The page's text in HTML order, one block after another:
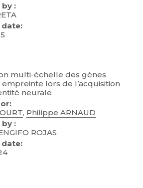
by :
date:
multi-échelle des gènes
empreinte lors de l’acquisition
neurale
, Philippe ARNAUD
by :
ROJAS
date: